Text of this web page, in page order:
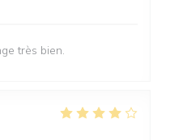
très bien.